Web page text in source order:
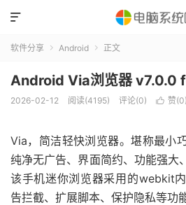

软件分享  Android  正文
Android Via浏览器 v7.0.0
2026-02-12 阅读(4195) 评论(0)  赞(0)
Via，简洁轻快浏览器。堪称最小
纯净无广告、界面简约、功能强大
该手机迷你浏览器采用的webkit
告拦截、扩展脚本、保护隐私等功能